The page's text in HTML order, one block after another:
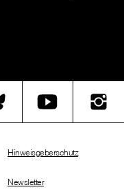
Hinweisgeberschutz
Newsletter